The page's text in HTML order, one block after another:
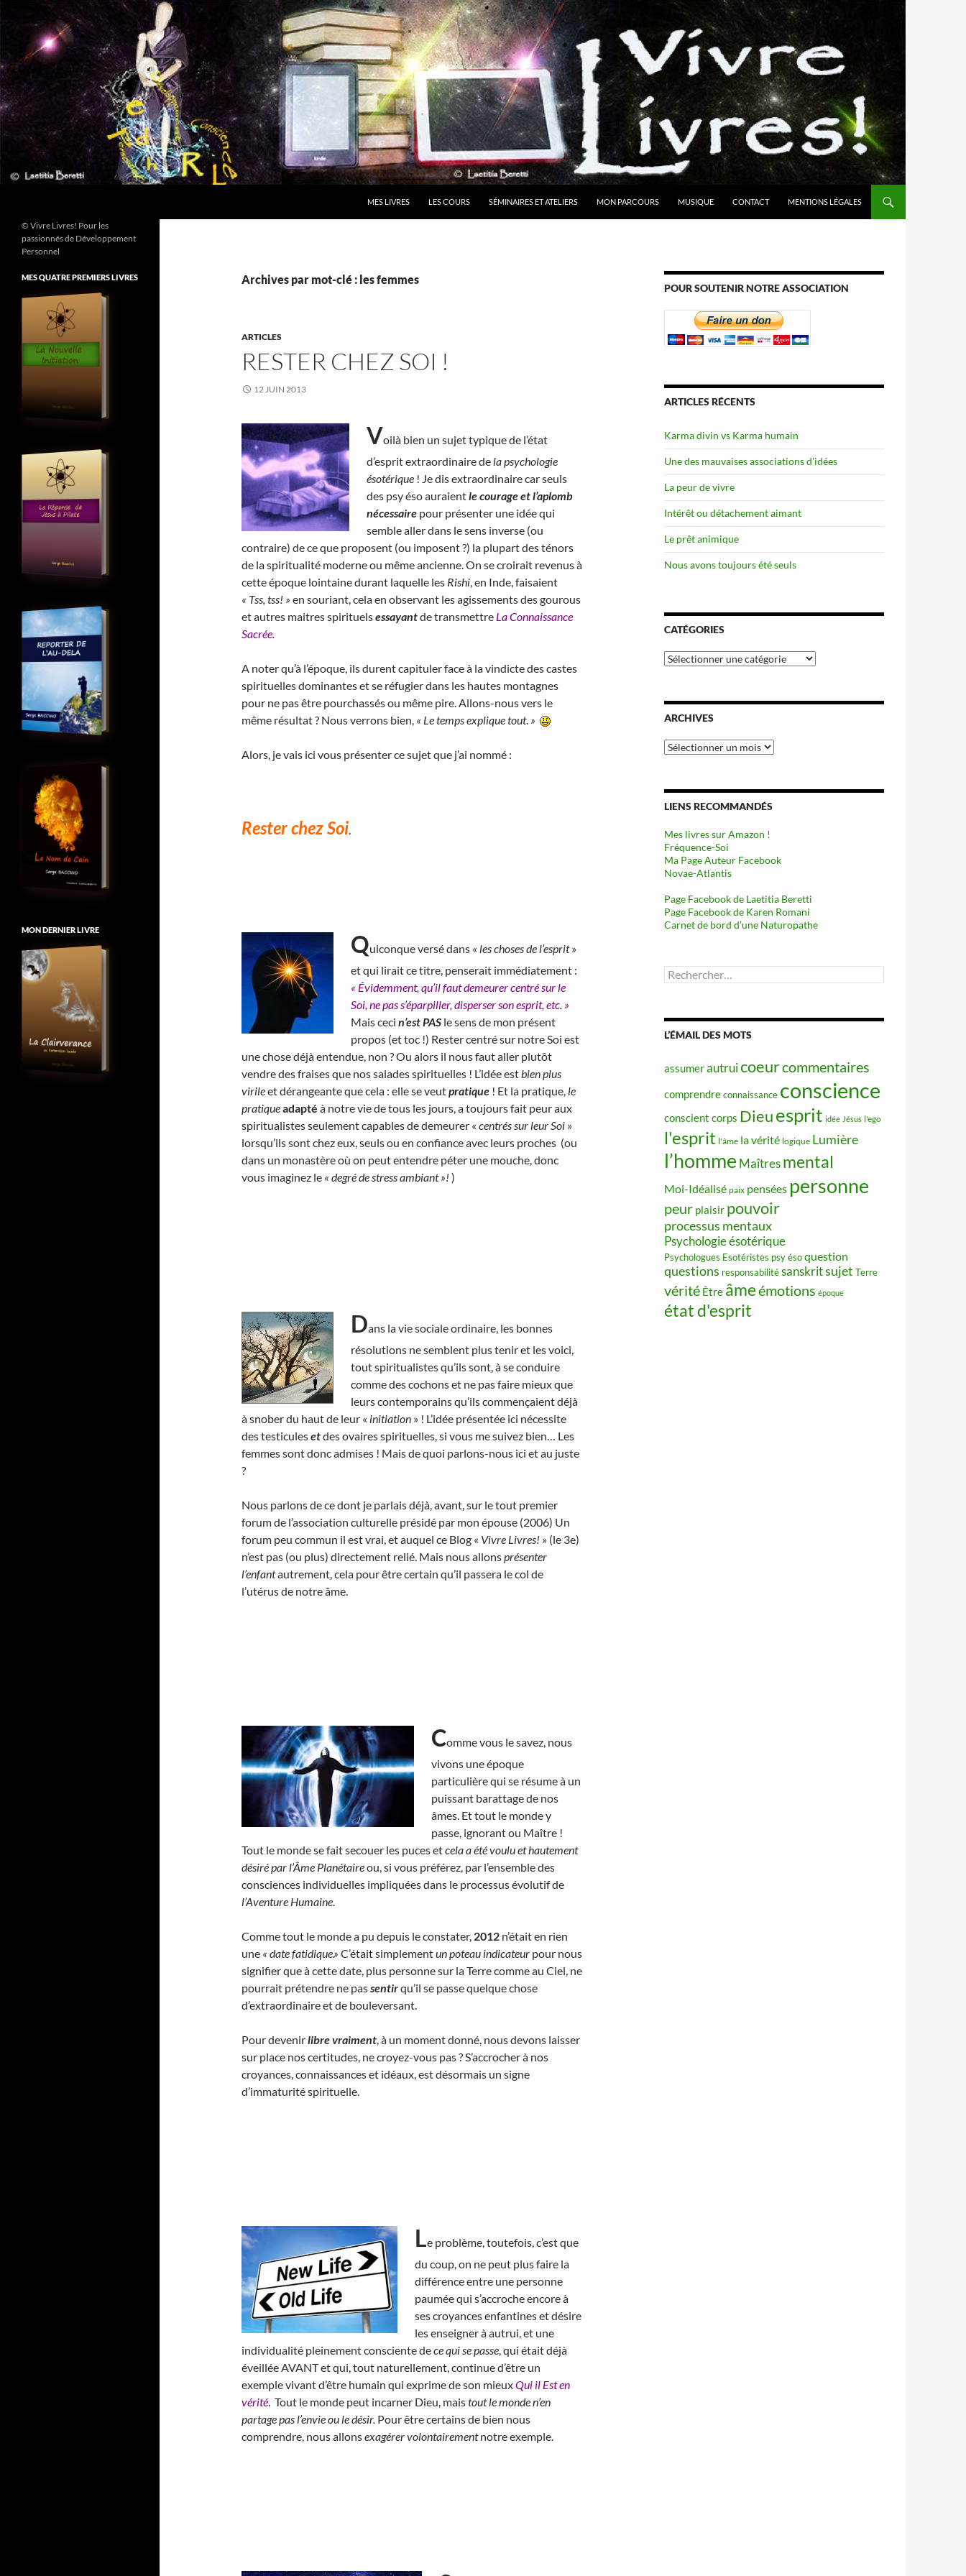
contenu
MES LIVRES LES COURS SÉMINAIRES ET ATELIERS MON PARCOURS MUSIQUE CONTACT MENTIONS LÉGALES
Archives par mot-clé : les femmes
ARTICLES
RESTER CHEZ SOI !
12 JUIN 2013
Voilà bien un sujet typique de l’état
d’esprit extraordinaire de la psychologie
ésotérique ! Je dis extraordinaire car seuls
des psy éso auraientle courage et l’aplomb
nécessaire pour présenter une idée qui
semble aller dans le sens inverse (ou
contraire) de ce que proposent (ou imposent ?) la plupart des ténors
de la spiritualité moderne ou même ancienne. On se croirait revenus à
cette époque lointaine durant laquelle les Rishi, en Inde, faisaient
« Tss, tss! » en souriant, cela en observant les agissements des gourous
et autres maitres spirituelsessayantde transmettre La Connaissance
Sacrée.
A noter qu’à l’époque, ils durent capituler face à la vindicte des castes
spirituelles dominantes et se réfugier dans les hautes montagnes
pour ne pas être pourchassés ou même pire. Allons-nous vers le
même résultat ? Nous verrons bien, « Le temps explique tout. »
Alors, je vais ici vous présenter ce sujet que j’ai nommé :
Rester chez Soi.
Quiconque versé dans « les choses de l’esprit»
et qui lirait ce titre, penserait immédiatement :
« Évidemment, qu’il faut demeurer centré sur le
Soi, ne pas s’éparpiller, disperser son esprit, etc. »
Mais ceci n’est PAS le sens de mon présent
propos (et toc !) Rester centré sur notre Soi est
une chose déjà entendue, non ? Ou alors il nous faut aller plutôt
vendre des fraises que nos salades spirituelles ! L’idée estbien plus
virileet dérangeante que cela : elle se veutpratique ! Et la pratique, le
pratiqueadapté à notre vie de tous les jours, a toujours fait peur aux
spiritualistes seulement capables de demeurer « centrés sur leur Soi »
lorsqu’ils sont chez eux, seuls ou en confiance avec leurs proches (ou
dans un monastère où on peut entendre péter une mouche, donc
vous imaginez le « degré de stress ambiant »! )
Dans la vie sociale ordinaire, les bonnes
résolutions ne semblent plus tenir et les voici,
tout spiritualistes qu’ils sont, à se conduire
comme des cochons et ne pas faire mieux que
leurs contemporains qu’ils commençaient déjà
à snober du haut de leur « initiation » ! L’idée présentée ici nécessite
des testiculesetdes ovaires spirituelles, si vous me suivez bien… Les
femmes sont donc admises ! Mais de quoi parlons-nous ici et au juste
?
Nous parlons de ce dont je parlais déjà, avant, sur le tout premier
forum de l’association culturelle présidé par mon épouse (2006) Un
forum peu commun il est vrai, et auquel ce Blog « Vivre Livres! » (le 3e)
n’est pas (ou plus) directement relié. Mais nous allonsprésenter
l’enfantautrement, cela pour être certain qu’il passera le col de
l’utérus de notre âme.
Comme vous le savez, nous
vivons une époque
particulière qui se résume à un
puissant barattage de nos
âmes. Et tout le monde y
passe, ignorant ou Maître !
Tout le monde se fait secouer les puces etcela a été voulu et hautement
désiré par l’Âme Planétaireou, si vous préférez, par l’ensemble des
consciences individuelles impliquées dans le processus évolutif de
l’Aventure Humaine.
Comme tout le monde a pu depuis le constater, 2012 n’était en rien
une « date fatidique.» C’était simplementun poteau indicateur pour nous
signifier que à cette date, plus personne sur la Terre comme au Ciel, ne
pourrait prétendre ne passentirqu’il se passe quelque chose
d’extraordinaire et de bouleversant.
Pour devenirlibre vraiment, à un moment donné, nous devons laisser
sur place nos certitudes, ne croyez-vous pas ? S’accrocher à nos
croyances, connaissances et idéaux, est désormais un signe
d’immaturité spirituelle.
Le problème, toutefois, c’est que
du coup, on ne peut plus faire la
différence entre une personne
paumée qui s’accroche encore à
ses croyances enfantines et désire
les enseigner à autrui, et une
individualité pleinement consciente dece qui se passe, qui était déjà
éveillée AVANT et qui, tout naturellement, continue d’être un
exemple vivant d’être humain qui exprime de son mieuxQui il Est en
vérité. Tout le monde peut incarner Dieu, maistout le monde n’en
partage pas l’envie ou le désir. Pour être certains de bien nous
comprendre, nous allonsexagérer volontairementnotre exemple.
POUR SOUTENIR NOTRE ASSOCIATION
ARTICLES RÉCENTS
Karma divin vs Karma humain
Une des mauvaises associations d’idées
La peur de vivre
Intérêt ou détachement aimant
Le prêt animique
Nous avons toujours été seuls
CATÉGORIES
Catégories
ARCHIVES
Archives
LIENS RECOMMANDÉS
Mes livres sur Amazon !
Fréquence-Soi
Ma Page Auteur Facebook
Novae-Atlantis
Page Facebook de Laetitia Beretti
Page Facebook de Karen Romani
Carnet de bord d’une Naturopathe
Rechercher :
L’ÉMAIL DES MOTS
assumerautruicoeurcommentaires
comprendreconnaissance conscience
conscient corps Dieuesprit idée Jésus l'ego
l'esprit l'âme la vérité logique Lumière
l’homme Maîtres mental
Moi-Idéalisé paix pensées personne
peur plaisir pouvoir
processus mentaux
Psychologie ésotérique
Psychologues Esotéristes psy ésoquestion
questions responsabilitésanskritsujet Terre
vérité Être âmeémotions époque
état d'esprit
© Vivre Livres! Pour les
passionnés de Développement
Personnel
MES QUATRE PREMIERS LIVRES
MON DERNIER LIVRE